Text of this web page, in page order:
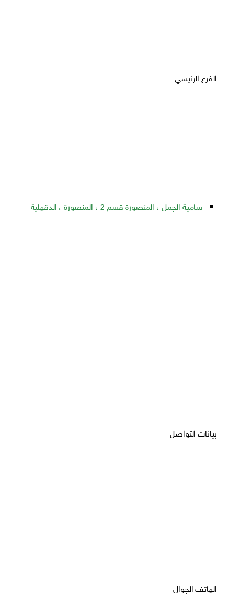
الفرع الرئيسي
سامية الجمل ، المنصورة قسم 2 ، المنصورة ، الدقهلية
بيانات التواصل
الهاتف الجوال